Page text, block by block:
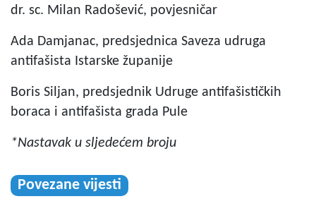
dr. sc. Milan Radošević, povjesničar
Ada Damjanac, predsjednica Saveza udruga
antifašista Istarske županije
Boris Siljan, predsjednik Udruge antifašističkih
boraca i antifašista grada Pule
*Nastavak u sljedećem broju
Povezane vijesti